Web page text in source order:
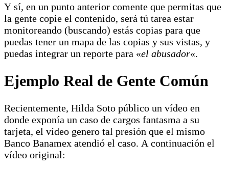
Y sí, en un punto anterior comente que permitas que
la gente copie el contenido, será tú tarea estar
monitoreando (buscando) estás copias para que
puedas tener un mapa de las copias y sus vistas, y
puedas integrar un reporte para «el abusador«.
Ejemplo Real de Gente Común
Recientemente, Hilda Soto público un vídeo en
donde exponía un caso de cargos fantasma a su
tarjeta, el vídeo genero tal presión que el mismo
Banco Banamex atendió el caso. A continuación el
vídeo original: